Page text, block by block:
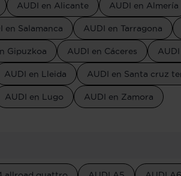
AUDI en Alicante AUDI en Almería
en Salamanca AUDI en Tarragona
Gipuzkoa AUDI en Cáceres
AUDI en Lleida AUDI en Santa cruz
AUDI en Lugo AUDI en Zamora